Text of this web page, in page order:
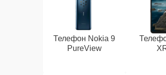
Телефон Nokia 9
PureView